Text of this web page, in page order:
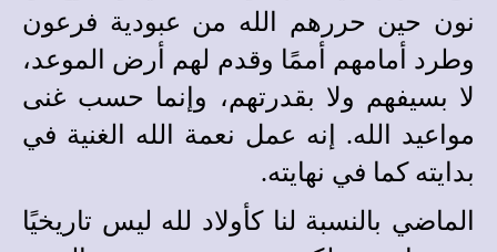
نون حين حررهم الله من عبودية فرعون
وطرد أمامهم أممًا وقدم لهم أرض الموعد،
لا بسيفهم ولا بقدرتهم، وإنما حسب غنى
مواعيد الله. إنه عمل نعمة الله الغنية في
بدايته كما في نهايته.
الماضي بالنسبة لنا كأولاد لله ليس تاريخيًا